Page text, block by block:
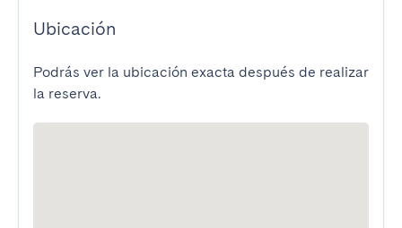
Ubicación
Podrás ver la ubicación exacta después de realizar
la reserva.